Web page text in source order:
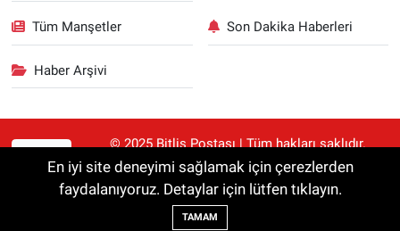
Tüm Manşetler Son Dakika Haberleri
Haber Arşivi
© 2025 Bitlis Postası | Tüm hakları saklıdır.
Haberler kaynak gösterilmeden alıntılanamaz.
Haber Yazılımı:TE Bilişim
En iyi site deneyimi sağlamak için çerezlerden
faydalanıyoruz. Detaylar için lütfen tıklayın.
TAMAM